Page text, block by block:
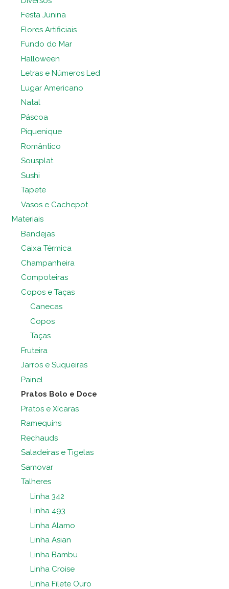
Festa Junina
Flores Artificiais
Fundo do Mar
Halloween
Letras e Números Led
Lugar Americano
Natal
Páscoa
Piquenique
Romântico
Sousplat
Sushi
Tapete
Vasos e Cachepot
Materiais
Bandejas
Caixa Térmica
Champanheira
Compoteiras
Copos e Taças
Canecas
Copos
Taças
Fruteira
Jarros e Suqueiras
Painel
Pratos Bolo e Doce
Pratos e Xícaras
Ramequins
Rechauds
Saladeiras e Tigelas
Samovar
Talheres
Linha 342
Linha 493
Linha Alamo
Linha Asian
Linha Bambu
Linha Croise
Linha Filete Ouro